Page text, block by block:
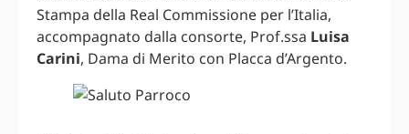
Stampa della Real Commissione per l’Italia,
accompagnato dalla consorte, Prof.ssa Luisa
Carini, Dama di Merito con Placca d’Argento.